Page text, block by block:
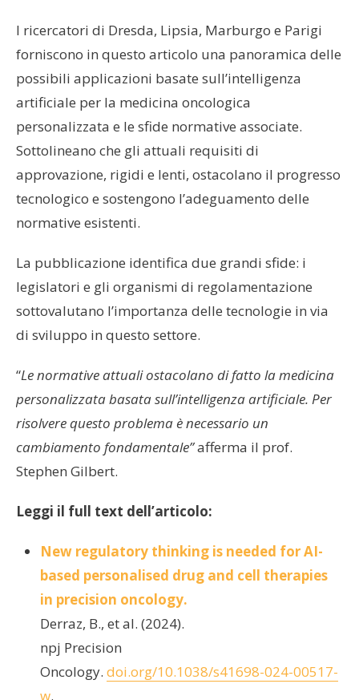
I ricercatori di Dresda, Lipsia, Marburgo e Parigi
forniscono in questo articolo una panoramica delle
possibili applicazioni basate sull’intelligenza
artificiale per la medicina oncologica
personalizzata e le sfide normative associate.
Sottolineano che gli attuali requisiti di
approvazione, rigidi e lenti, ostacolano il progresso
tecnologico e sostengono l’adeguamento delle
normative esistenti.
La pubblicazione identifica due grandi sfide: i
legislatori e gli organismi di regolamentazione
sottovalutano l’importanza delle tecnologie in via
di sviluppo in questo settore.
“Le normative attuali ostacolano di fatto la medicina
personalizzata basata sull’intelligenza artificiale. Per
risolvere questo problema è necessario un
cambiamento fondamentale”afferma il prof.
Stephen Gilbert.
Leggi il full text dell’articolo:
New regulatory thinking is needed for AI-
based personalised drug and cell therapies
in precision oncology.
Derraz, B., et al. (2024).
npj Precision
Oncology. doi.org/10.1038/s41698-024-00517-
w.